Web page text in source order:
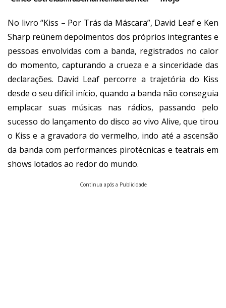
No livro “Kiss – Por Trás da Máscara”, David Leaf e Ken
Sharp reúnem depoimentos dos próprios integrantes e
pessoas envolvidas com a banda, registrados no calor
do momento, capturando a crueza e a sinceridade das
declarações. David Leaf percorre a trajetória do Kiss
desde o seu difícil início, quando a banda não conseguia
emplacar suas músicas nas rádios, passando pelo
sucesso do lançamento do disco ao vivo Alive, que tirou
o Kiss e a gravadora do vermelho, indo até a ascensão
da banda com performances pirotécnicas e teatrais em
shows lotados ao redor do mundo.
Continua após a Publicidade